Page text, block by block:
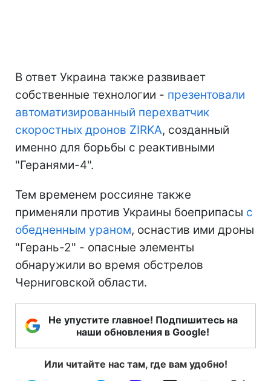
В ответ Украина также развивает
собственные технологии - презентовали
автоматизированный перехватчик
скоростных дронов ZIRKA, созданный
именно для борьбы с реактивными
"Геранями-4".
Тем временем россияне также
применяли против Украины боеприпасы с
обедненным ураном, оснастив ими дроны
"Герань-2" - опасные элементы
обнаружили во время обстрелов
Черниговской области.
Не упустите главное! Подпишитесь на
наши обновления в Google!
Или читайте нас там, где вам удобно!